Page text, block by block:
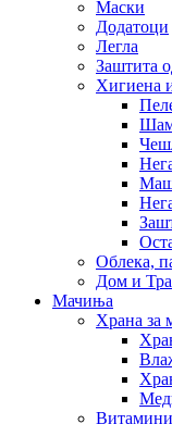
Маски
Додатоци
Легла
Заштита
Хигиена
Облека,
Дом и
Мачиња
Храна за